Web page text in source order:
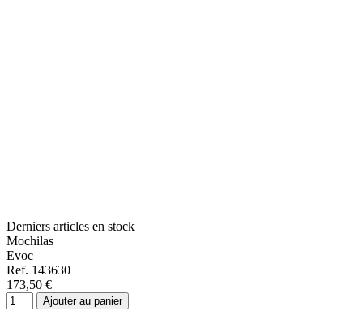
Derniers articles en stock
Mochilas
Evoc
Ref. 143630
173,50 €
Ajouter au panier